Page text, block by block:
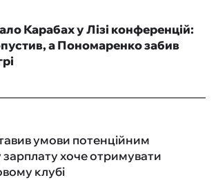
Карабах у Лізі конференцій:
а Пономаренко забив
умови потенційним
хоче отримувати
клубі